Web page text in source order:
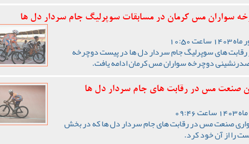
سواران مس کرمان در مسابقات سوپرلیگ جام سردار دل ها
رقابت های سوپرلیگ جام سردار دل ها در پیست دوچرخه
دوچرخه سواران مس کرمان ادامه یافت.
صنعت مس در رقابت های جام سردار دل ها
صنعت مس در رقابت های جام سردار دل ها که در بخش
را از آن خود کرد.